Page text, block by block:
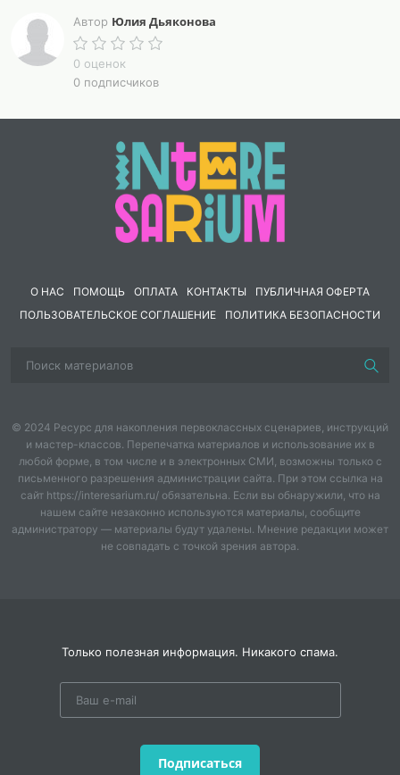
Автор Юлия Дьяконова
0 оценок
0 подписчиков
О НАС ПОМОЩЬ ОПЛАТА КОНТАКТЫ
ПУБЛИЧНАЯ ОФЕРТА
ПОЛЬЗОВАТЕЛЬСКОЕ СОГЛАШЕНИЕ
ПОЛИТИКА БЕЗОПАСНОСТИ
© 2024 Ресурс для накопления первоклассных сценариев, инструкций
и мастер-классов. Перепечатка материалов и использование их в
любой форме, в том числе и в электронных СМИ, возможны только с
письменного разрешения администрации сайта. При этом ссылка на
сайт https://interesarium.ru/ обязательна. Если вы обнаружили, что на
нашем сайте незаконно используются материалы, сообщите
администратору — материалы будут удалены. Мнение редакции может
не совпадать с точкой зрения автора.
Только полезная информация. Никакого спама.
Подписаться